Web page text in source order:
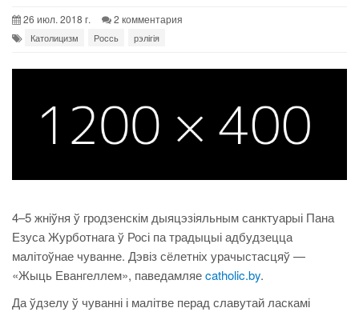
26 июл. 2018 г. 2 комментария
Католицизм Россь рэлігія
4–5 жніўня ў гродзенскім дыяцэзіяльным санктуарыі Пана
Езуса Журботнага ў Росі па традыцыі адбудзецца
малітоўнае чуванне. Дэвіз сёлетніх урачыстасцяў —
«Жыць Евангеллем», паведамляеcatholic.by.
Да ўдзелу ў чуванні і малітве перад славутай ласкамі